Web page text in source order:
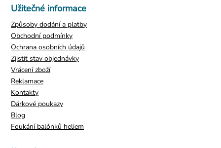
Užitečné informace
Způsoby dodání a platby
Obchodní podmínky
Ochrana osobních údajů
Zjistit stav objednávky
Vrácení zboží
Reklamace
Kontakty
Dárkové poukazy
Blog
Foukání balónků heliem